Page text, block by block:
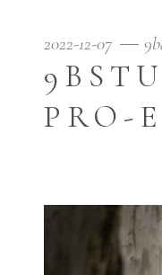
2022-12-07
PRO-